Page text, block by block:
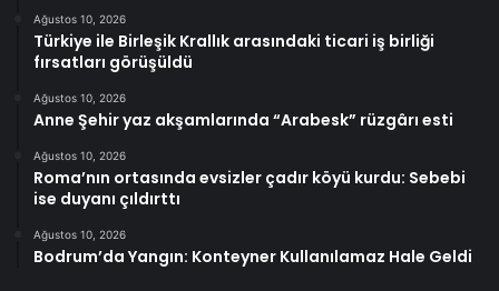
Ağustos 10, 2026
Türkiye ile Birleşik Krallık arasındaki ticari iş birliği
fırsatları görüşüldü
Ağustos 10, 2026
Anne Şehir yaz akşamlarında “Arabesk” rüzgârı esti
Ağustos 10, 2026
Roma’nın ortasında evsizler çadır köyü kurdu: Sebebi
ise duyanı çıldırttı
Ağustos 10, 2026
Bodrum’da Yangın: Konteyner Kullanılamaz Hale Geldi